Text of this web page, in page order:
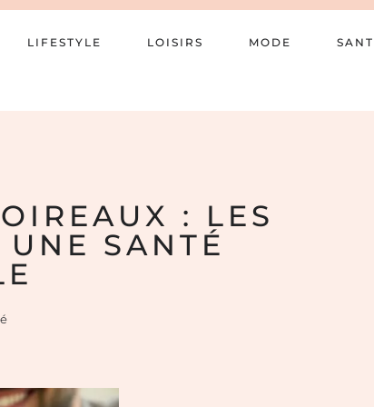
LIFESTYLE LOISIRS MODE
: LES
SANTÉ